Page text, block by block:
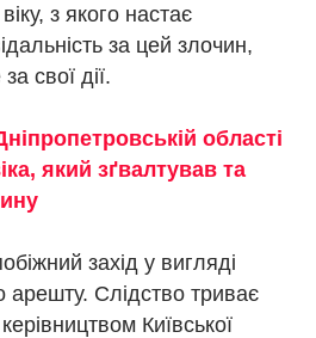
з якого настає
за цей злочин,
свої дії.
області
який зґвалтував та
захід у вигляді
арешту. Слідство триває
Київської